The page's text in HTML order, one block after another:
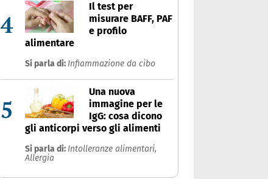
4
Il test per
misurare BAFF, PAF
e profilo
alimentare
Si parla di: Infiammazione da cibo
5
Una nuova
immagine per le
IgG: cosa dicono
gli anticorpi verso gli alimenti
Si parla di: Intolleranze alimentari,
Allergia